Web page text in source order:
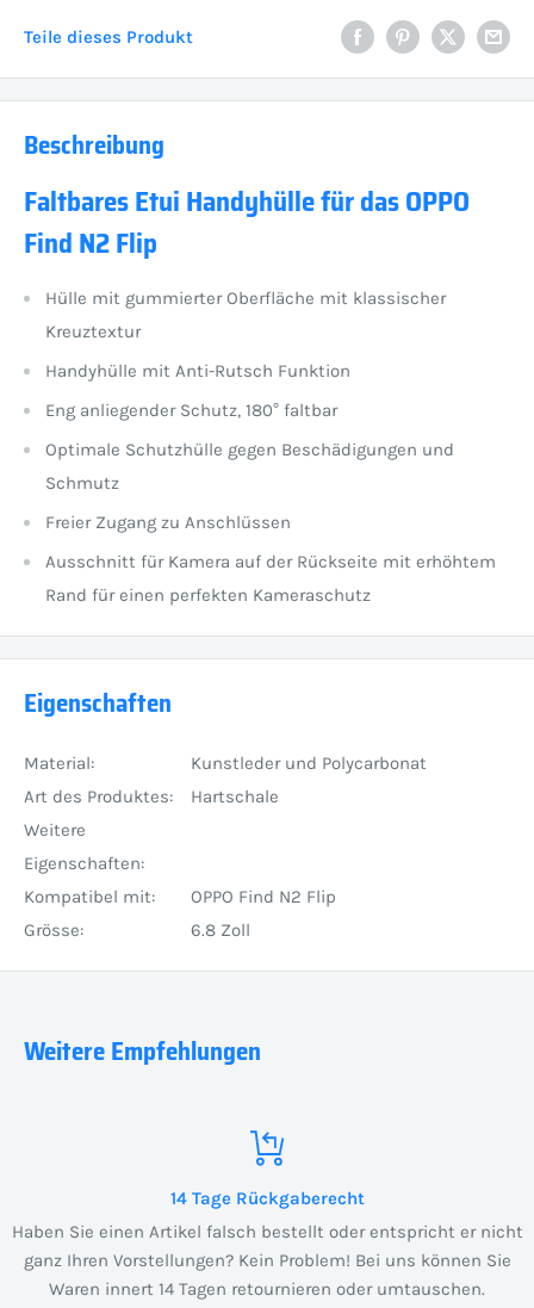
Teile dieses Produkt
Beschreibung
Faltbares Etui Handyhülle für das OPPO
Find N2 Flip
Hülle mit gummierter Oberfläche mit klassischer
Kreuztextur
Handyhülle mit Anti-Rutsch Funktion
Eng anliegender Schutz, 180° faltbar
Optimale Schutzhülle gegen Beschädigungen und
Schmutz
Freier Zugang zu Anschlüssen
Ausschnitt für Kamera auf der Rückseite mit erhöhtem
Rand für einen perfekten Kameraschutz
Eigenschaften
Material:
Kunstleder und Polycarbonat
Art des Produktes:
Hartschale
Weitere
Eigenschaften:
Kompatibel mit:
OPPO Find N2 Flip
Grösse:
6.8 Zoll
Weitere Empfehlungen
14 Tage Rückgaberecht
Haben Sie einen Artikel falsch bestellt oder entspricht er nicht
ganz Ihren Vorstellungen? Kein Problem! Bei uns können Sie
Waren innert 14 Tagen retournieren oder umtauschen.